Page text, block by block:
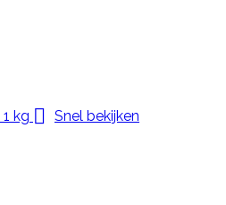

Snel bekijken